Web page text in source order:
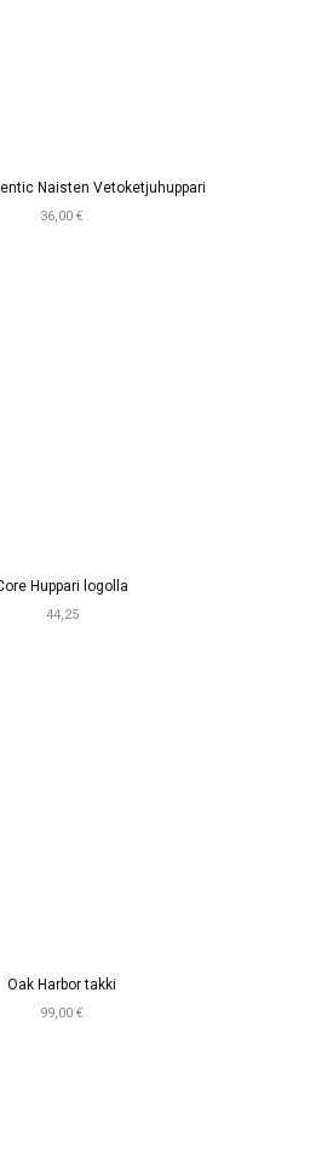
Naisten Vetoketjuhuppari
36,00 €
Huppari logolla
44,25
Oak Harbor takki
99,00 €